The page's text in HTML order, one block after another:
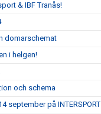
& IBF Tranås!
domarschemat
i helgen!
och schema
september på INTERSPORT